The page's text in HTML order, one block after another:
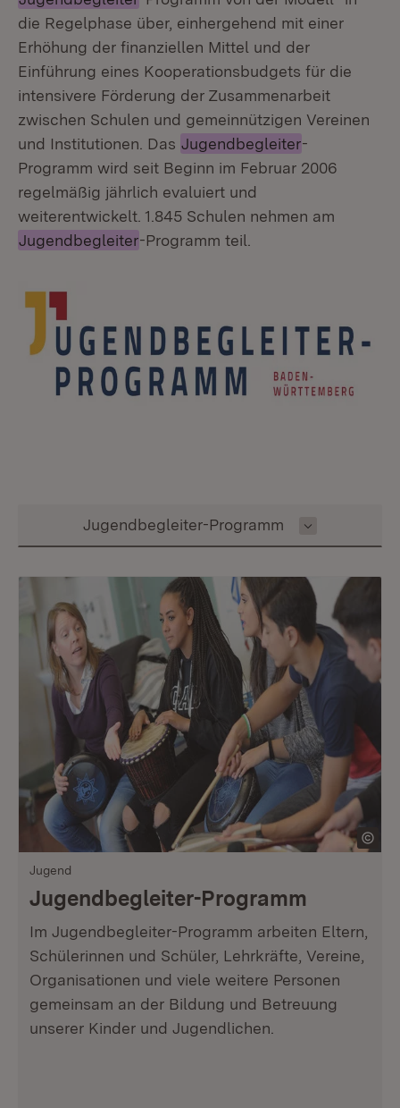
die Regelphase über, einhergehend mit einer
Erhöhung der finanziellen Mittel und der
Einführung eines Kooperationsbudgets für die
intensivere Förderung der Zusammenarbeit
zwischen Schulen und gemeinnützigen Vereinen
und Institutionen. Das Jugendbegleiter-
Programm wird seit Beginn im Februar 2006
regelmäßig jährlich evaluiert und
weiterentwickelt. 1.845 Schulen nehmen am
Jugendbegleiter-Programm teil.
Inhalt auswählen
Jugendbegleiter-Programm
Jugend
Jugendbegleiter-Programm
Im Jugendbegleiter-Programm arbeiten Eltern,
Schülerinnen und Schüler, Lehrkräfte, Vereine,
Organisationen und viele weitere Personen
gemeinsam an der Bildung und Betreuung
unserer Kinder und Jugendlichen.